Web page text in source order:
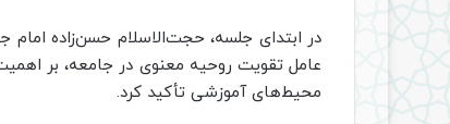
در ابتدای جلسه، حجت‌الاسلام حسن‌زاده
عامل تقویت روحیه معنوی در جامعه، بر
محیط‌های آموزشی تأکید کرد.